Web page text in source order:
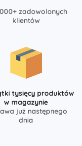
zadowolonych
klientów
tysięcy produktów
w magazynie
już następnego
dnia